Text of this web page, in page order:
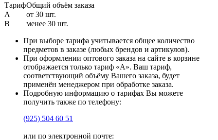
ТарифОбщий объём заказа
A
от 30 шт.
B
менее 30 шт.
При выборе тарифа учитывается общее количество
предметов в заказе (любых брендов и артикулов).
При оформлении оптового заказа на сайте в корзине
отображается только тариф «А». Ваш тариф,
соответствующий объёму Вашего заказа, будет
применён менеджером при обработке заказа.
Подробную информацию о тарифах Вы можете
получить также по телефону:
(925) 504 60 51
или по электронной почте: